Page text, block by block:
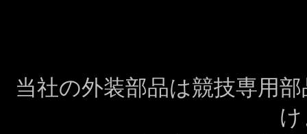
当社の外装部品は競技専用